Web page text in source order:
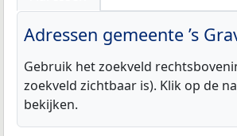
Adressen gemeente ’s
Gebruik het zoekveld
zoekveld zichtbaar is). Klik op de
bekijken.